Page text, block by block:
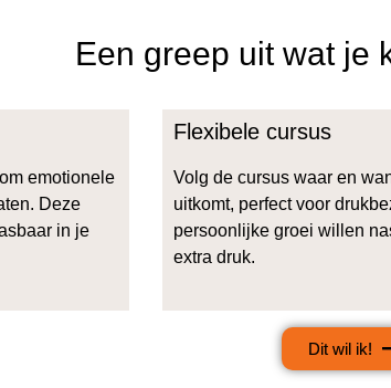
Een greep uit wat je
emotionele
Deze
in je
Flexibele cursus
Volg de cursus waar en
uitkomt, perfect voor
persoonlijke groei willen
extra druk.
Dit wil ik!